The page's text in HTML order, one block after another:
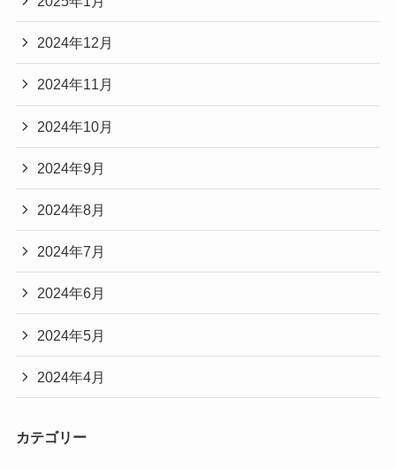
2024年12月
2024年11月
2024年10月
2024年9月
2024年8月
2024年7月
2024年6月
2024年5月
2024年4月
カテゴリー